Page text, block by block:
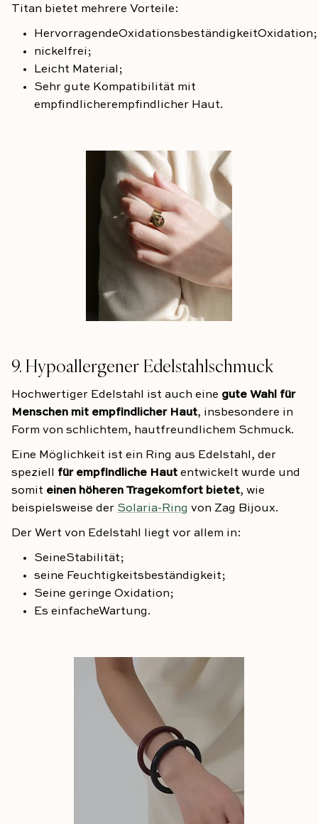
Titan bietet mehrere Vorteile:
HervorragendeOxidationsbeständigkeitOxidation;
nickelfrei ;
Leicht Material;
Sehr gute Kompatibilität mit
empfindlicherempfindlicher Haut.
9. Hypoallergener Edelstahlschmuck
Hochwertiger Edelstahl ist auch eine gute Wahl für
Menschen mit empfindlicher Haut, insbesondere in
Form von schlichtem, hautfreundlichem Schmuck.
Eine Möglichkeit ist ein Ring aus Edelstahl, der
speziell für empfindliche Haut entwickelt wurde und
somit einen höheren Tragekomfort bietet, wie
beispielsweise der Solaria-Ring von Zag Bijoux.
Der Wert von Edelstahl liegt vor allem in:
SeineStabilität;
seine Feuchtigkeitsbeständigkeit;
Seine geringe Oxidation;
Es einfacheWartung.